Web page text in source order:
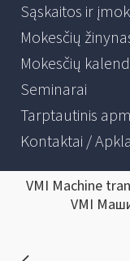
Sąskaitos ir
Mokesčių
Mokesčių
Seminarai
Tarptautinis
Kontaktai /
VMI Machine
VMI